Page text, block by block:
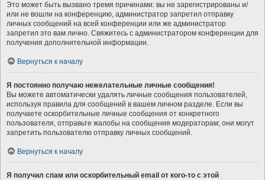
Это может быть вызвано тремя причинами: вы не зарегистрированы и/
или не вошли на конференцию, администратор запретил отправку
личных сообщений на всей конференции или же администратор
запретил это вам лично. Свяжитесь с администратором конференции для
получения дополнительной информации.
Вернуться к началу
Я постоянно получаю нежелательные личные сообщения!
Вы можете автоматически удалять личные сообщения пользователей,
используя правила для сообщений в вашем личном разделе. Если вы
получаете оскорбительные личные сообщения от конкретного
пользователя, отправьте жалобы на сообщения модераторам; они могут
запретить пользователю отправку личных сообщений.
Вернуться к началу
Я получил спам или оскорбительный email от кого-то с этой